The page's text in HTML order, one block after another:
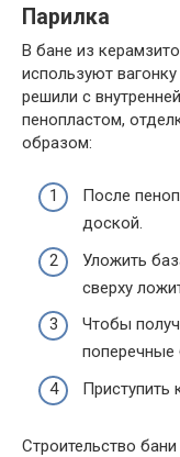
Парилка
В бане из
используют
решили с
пенопластом,
образом:
После
доской.
Уложить
сверху
Чтобы
поперечные
Приступить
Строительство